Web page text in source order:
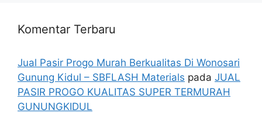
Komentar Terbaru
Jual Pasir Progo Murah Berkualitas Di Wonosari
Gunung Kidul – SBFLASH Materials pada JUAL
PASIR PROGO KUALITAS SUPER TERMURAH
GUNUNGKIDUL